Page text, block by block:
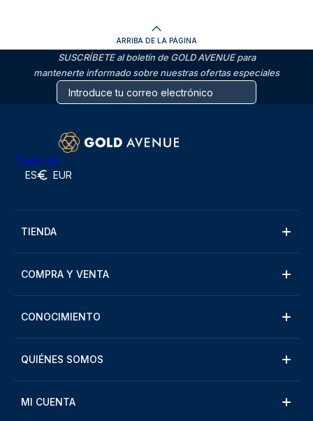
ARRIBA DE LA PÁGINA
SUSCRÍBETE al boletín de GOLD AVENUE para
mantenerte informado sobre nuestras ofertas especiales
Trustpilot
ES EUR
TIENDA
COMPRA Y VENTA
CONOCIMIENTO
QUIÉNES SOMOS
MI CUENTA